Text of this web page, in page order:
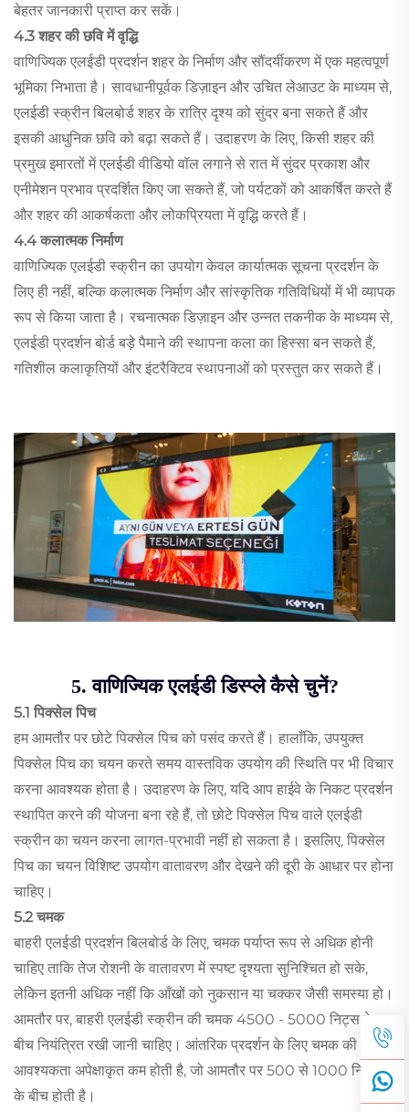
बेहतर जानकारी प्राप्त कर सकें।
4.3 शहर की छवि में वृद्धि
वाणिज्यिक एलईडी प्रदर्शन शहर के निर्माण और सौंदर्यीकरण में एक महत्वपूर्ण
भूमिका निभाता है। सावधानीपूर्वक डिज़ाइन और उचित लेआउट के माध्यम से,
एलईडी स्क्रीन बिलबोर्ड शहर के रात्रि दृश्य को सुंदर बना सकते हैं और
इसकी आधुनिक छवि को बढ़ा सकते हैं। उदाहरण के लिए, किसी शहर की
प्रमुख इमारतों में एलईडी वीडियो वॉल लगाने से रात में सुंदर प्रकाश और
एनीमेशन प्रभाव प्रदर्शित किए जा सकते हैं, जो पर्यटकों को आकर्षित करते हैं
और शहर की आकर्षकता और लोकप्रियता में वृद्धि करते हैं।
4.4 कलात्मक निर्माण
वाणिज्यिक एलईडी स्क्रीन का उपयोग केवल कार्यात्मक सूचना प्रदर्शन के
लिए ही नहीं, बल्कि कलात्मक निर्माण और सांस्कृतिक गतिविधियों में भी व्यापक
रूप से किया जाता है। रचनात्मक डिज़ाइन और उन्नत तकनीक के माध्यम से,
एलईडी प्रदर्शन बोर्ड बड़े पैमाने की स्थापना कला का हिस्सा बन सकते हैं,
गतिशील कलाकृतियों और इंटरैक्टिव स्थापनाओं को प्रस्तुत कर सकते हैं।
5. वाणिज्यिक एलईडी डिस्प्ले कैसे चुनें?
5.1 पिक्सेल पिच
हम आमतौर पर छोटे पिक्सेल पिच को पसंद करते हैं। हालाँकि, उपयुक्त
पिक्सेल पिच का चयन करते समय वास्तविक उपयोग की स्थिति पर भी विचार
करना आवश्यक होता है। उदाहरण के लिए, यदि आप हाईवे के निकट प्रदर्शन
स्थापित करने की योजना बना रहे हैं, तो छोटे पिक्सेल पिच वाले एलईडी
स्क्रीन का चयन करना लागत-प्रभावी नहीं हो सकता है। इसलिए, पिक्सेल
पिच का चयन विशिष्ट उपयोग वातावरण और देखने की दूरी के आधार पर होना
चाहिए।
5.2 चमक
बाहरी एलईडी प्रदर्शन बिलबोर्ड के लिए, चमक पर्याप्त रूप से अधिक होनी
चाहिए ताकि तेज रोशनी के वातावरण में स्पष्ट दृश्यता सुनिश्चित हो सके,
लेकिन इतनी अधिक नहीं कि आँखों को नुकसान या चक्कर जैसी समस्या हो।
आमतौर पर, बाहरी एलईडी स्क्रीन की चमक 4500 - 5000 निट्स के
बीच नियंत्रित रखी जानी चाहिए। आंतरिक प्रदर्शन के लिए चमक की
आवश्यकता अपेक्षाकृत कम होती है, जो आमतौर पर 500 से 1000 निट्स
के बीच होती है।